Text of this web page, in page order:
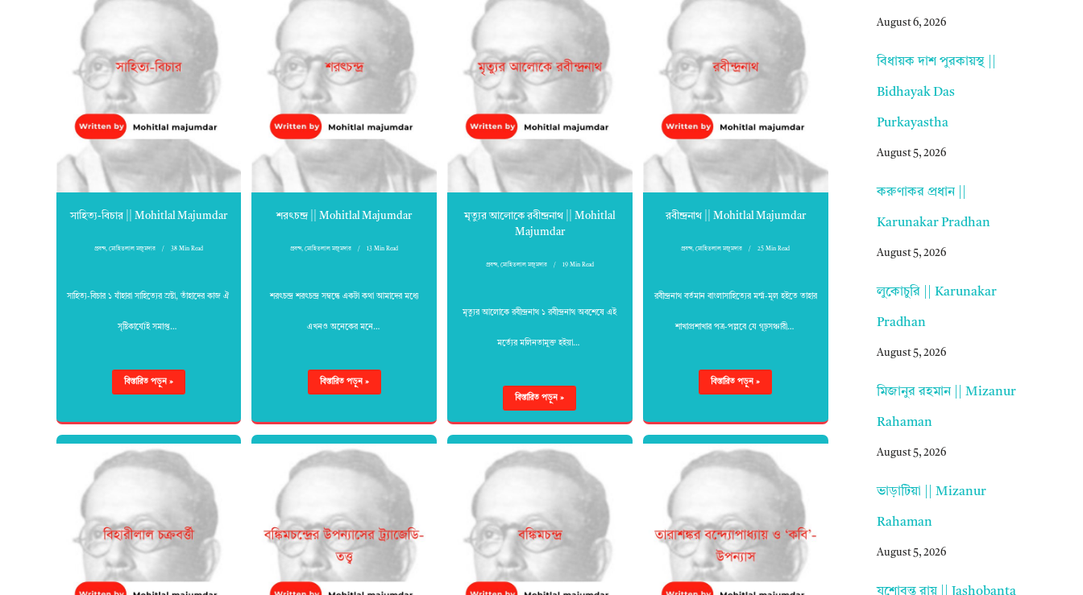
সাহিত্য-বিচার || Mohitlal Majumdar
প্রবন্দ, মোহিতলাল মজুমদার 38 Min Read
সাহিত্য-বিচার ১ যাঁহারা সাহিত্যের স্রষ্টা, তাঁহাদের কাজ ঐ
সৃষ্টিকার্য্যেই সমাপ্ত…
বিস্তারিত পড়ুন »
শরৎচন্দ্র || Mohitlal Majumdar
প্রবন্দ,মোহিতলাল মজুমদার 13 Min Read
শরৎচন্দ্র শরৎচন্দ্র সম্বন্ধে একটা কথা আমাদের মধ্যে
এখনও অনেকের মনে…
বিস্তারিত পড়ুন »
মৃত্যুর আলোকে রবীন্দ্রনাথ || Mohitlal
Majumdar
প্রবন্দ, মোহিতলাল মজুমদার 19 Min Read
মৃত্যুর আলোকে রবীন্দ্রনাথ ১ রবীন্দ্রনাথ অবশেষে এই
মর্ত্যের মলিনতামুক্ত হইয়া…
বিস্তারিত পড়ুন »
রবীন্দ্রনাথ || Mohitlal Majumdar
প্রবন্দ,মোহিতলাল মজুমদার 25 Min Read
রবীন্দ্রনাথ বর্তমান বাংলাসাহিত্যের মর্ম্ম-মূল হইতে তাহার
শাখাপ্রশাখার পত্র-পল্লবে যে গূঢ়সঞ্চারী…
বিস্তারিত পড়ুন »
August 6, 2026
বিধায়ক দাশ পুরকায়স্থ ||
Bidhayak Das
Purkayastha
August 5, 2026
করুণাকর প্রধান ||
Karunakar Pradhan
August 5, 2026
লুকোচুরি || Karunakar
Pradhan
August 5, 2026
মিজানুর রহমান || Mizanur
Rahaman
August 5, 2026
ভাড়াটিয়া || Mizanur
Rahaman
August 5, 2026
যশোবন্ত রায় || Jashobanta